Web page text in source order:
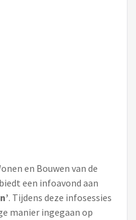
en Bouwen van de
een infoavond aan
. Tijdens deze infosessies
manier ingegaan op